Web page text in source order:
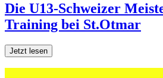
Die U13-Schweizer
Training bei St.Otmar
Jetzt lesen